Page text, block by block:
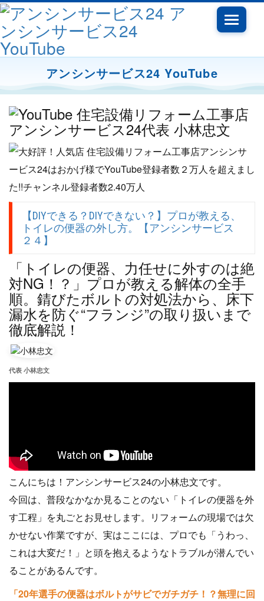
Toggle
アンシンサービス24 YouTube
【DIYできる？DIYできない？】プロが教える、
トイレの便器の外し方。【アンシンサービス
２４】
「トイレの便器、力任せに外すのは絶
対NG！？」プロが教える解体の全手
順。錆びたボルトの対処法から、床下
漏水を防ぐ“フランジ”の取り扱いまで
徹底解説！
代表 小林忠文
こんにちは！アンシンサービス24の小林忠文です。
今回は、普段なかなか見ることのない「トイレの便器を外
す工程」を丸ごとお見せします。リフォームの現場では欠
かせない作業ですが、実はここには、プロでも「うわっ、
これは大変だ！」と頭を抱えるようなトラブルが潜んでい
ることがあるんです。
「20年選手の便器はボルトがサビでガチガチ！？無理に回